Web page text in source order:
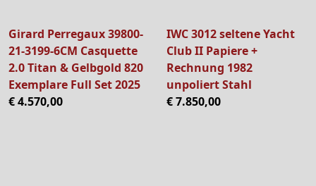
Girard Perregaux 39800-
21-3199-6CM Casquette
2.0 Titan & Gelbgold 820
Exemplare Full Set 2025
€ 4.570,00
IWC 3012 seltene Yacht
Club II Papiere +
Rechnung 1982
unpoliert Stahl
€ 7.850,00